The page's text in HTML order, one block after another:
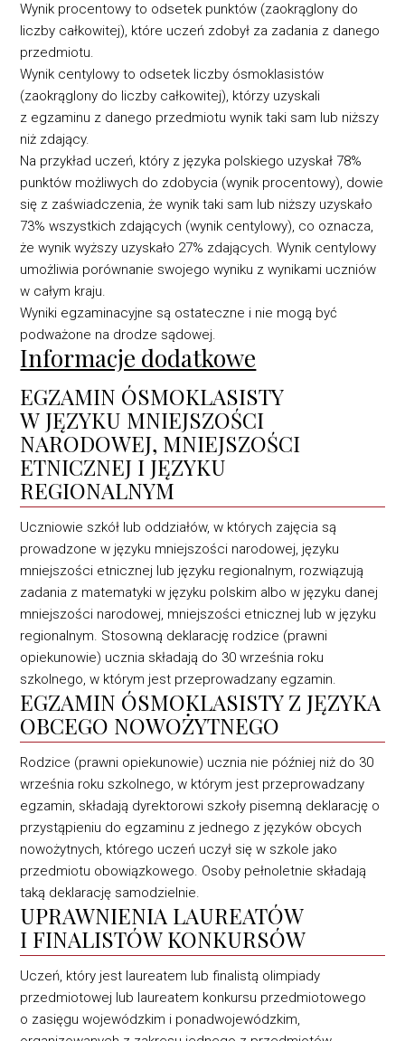
Wynik procentowy to odsetek punktów (zaokrąglony do
liczby całkowitej), które uczeń ‎zdobył za zadania z danego
przedmiotu. ‎
Wynik centylowy to odsetek liczby ósmoklasistów
(zaokrąglony do liczby całkowitej), którzy ‎uzyskali
z egzaminu z danego przedmiotu wynik taki sam lub niższy
niż zdający. ‎
Na przykład uczeń, który z języka polskiego uzyskał 78%
punktów możliwych do zdobycia ‎‎(wynik procentowy), dowie
się z zaświadczenia, że wynik taki sam lub niższy uzyskało
‎‎73% wszystkich zdających (wynik centylowy), co oznacza,
że wynik wyższy uzyskało ‎‎27% zdających. Wynik centylowy
umożliwia porównanie swojego wyniku z wynikami ‎uczniów
w całym kraju.‎
Wyniki egzaminacyjne są ostateczne i nie mogą być
podważone na drodze sądowej.‎
Informacje dodatkowe
EGZAMIN ÓSMOKLASISTY
W JĘZYKU MNIEJSZOŚCI
NARODOWEJ, MNIEJSZOŚCI
ETNICZNEJ ‎I JĘZYKU
REGIONALNYM
Uczniowie szkół lub oddziałów, w których zajęcia są
prowadzone w języku mniejszości ‎narodowej, języku
mniejszości etnicznej lub języku regionalnym, rozwiązują
zadania ‎z matematyki w języku polskim albo w języku danej
mniejszości narodowej, mniejszości ‎etnicznej lub w języku
regionalnym. Stosowną deklarację rodzice (prawni
opiekunowie) ‎ucznia składają do 30 września roku
szkolnego, w którym jest przeprowadzany egzamin.‎
‎EGZAMIN ÓSMOKLASISTY Z JĘZYKA
OBCEGO NOWOŻYTNEGO
Rodzice (prawni opiekunowie) ucznia nie później niż do 30
września roku szkolnego, ‎w którym jest przeprowadzany
egzamin, składają dyrektorowi szkoły pisemną deklarację ‎o
przystąpieniu do egzaminu z jednego z języków obcych
nowożytnych, ‎którego uczeń uczył się w szkole jako
przedmiotu obowiązkowego. Osoby ‎pełnoletnie składają
taką deklarację samodzielnie.‎
UPRAWNIENIA LAUREATÓW
I FINALISTÓW KONKURSÓW
Uczeń, który jest laureatem lub finalistą olimpiady
przedmiotowej lub laureatem konkursu ‎przedmiotowego
o zasięgu wojewódzkim i ponadwojewódzkim,